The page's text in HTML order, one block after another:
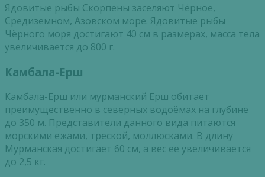
Ядовитые рыбы Скорпены заселяют Чёрное,
Средиземном, Азовском море. Ядовитые рыбы
Чёрного моря достигают 40 см в размерах, масса тела
увеличивается до 800 г.
Камбала-Ерш
Камбала-Ерш или мурманский Ерш обитает
преимущественно в северных водоёмах на глубине
до 350 м. Представители данного вида питаются
морскими ежами, треской, моллюсками. В длину
Мурманская достигает 60 см, а вес ее увеличивается
до 2,5 кг.